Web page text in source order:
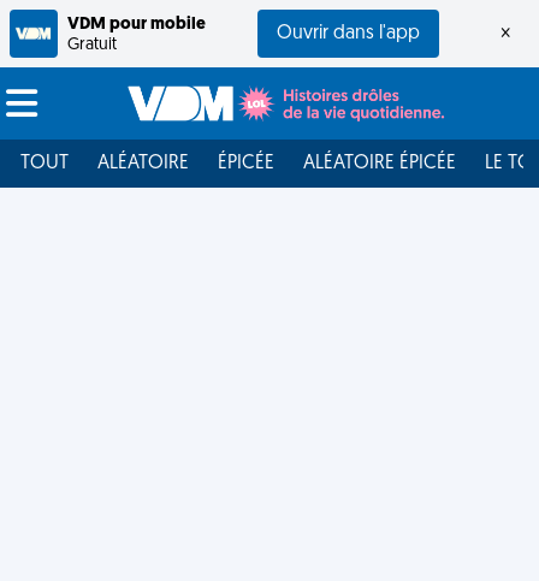
VDM pour mobile
Gratuit
Ouvrir dans l'app ×
TOUT ALÉATOIRE ÉPICÉE ALÉATOIRE ÉPICÉE LE